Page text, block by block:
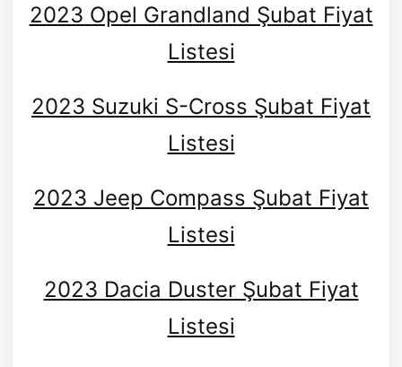
2023 Opel Grandland Şubat Fiyat
Listesi
2023 Suzuki S-Cross Şubat Fiyat
Listesi
2023 Jeep Compass Şubat Fiyat
Listesi
2023 Dacia Duster Şubat Fiyat
Listesi